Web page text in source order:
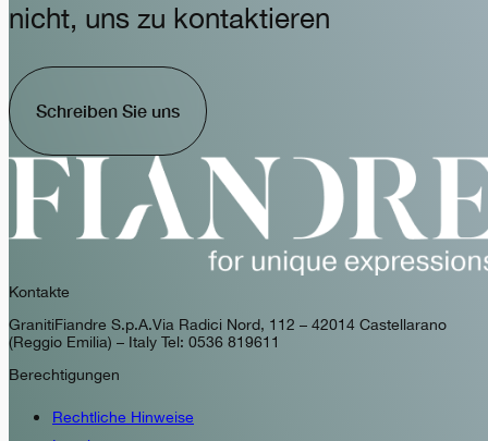
nicht, uns zu kontaktieren
Schreiben Sie uns
Kontakte
GranitiFiandre S.p.A. Via Radici Nord, 112 – 42014 Castellarano
(Reggio Emilia) – Italy Tel: 0536 819611
Berechtigungen
Rechtliche Hinweise